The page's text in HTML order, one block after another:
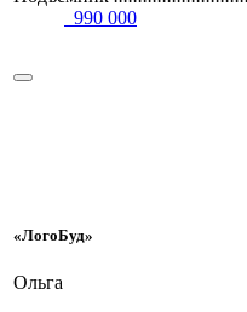
990 000
«ЛогоБуд»
Ольга